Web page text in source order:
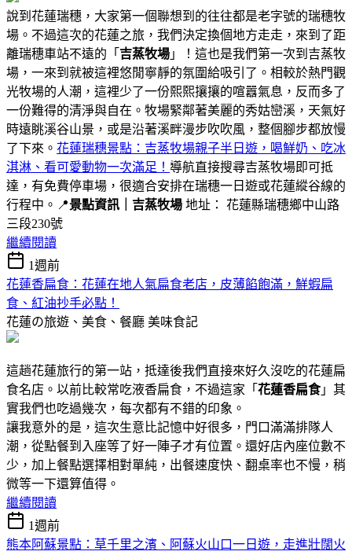
說到花蓮瑞穗，大家第一個聯想到的往往都是老字號的瑞穗牧
場。不過這次的花蓮之旅，我們決定換個地方走走，來到了距
離瑞穗車站不遠的「 吉蒸牧場 」！這也是我們第一次到吉蒸牧
場，一來到就被這裡悠閒寧靜的氛圍給吸引了。相較於熱門觀
光牧場的人潮，這裡少了一份熙熙攘攘的喧囂氣息，反而多了
一份難得的清淨與自在。牧場緊鄰著美麗的秀姑巒溪，天氣好
時遠眺溪谷山景，或是沿著溪畔漫步吹吹風，整個腳步都放慢
了下來。 花蓮瑞穗景點：吉蒸牧場親子半日遊，喝鮮奶、吃冰
淇淋、看可愛動物一次滿足！ 導航直接搜尋吉蒸牧場即可抵
達，有免費停車場，很適合安排在瑞穗一日遊或花蓮縱谷線的
行程中。📍景點資訊｜吉蒸牧場 地址： 花蓮縣瑞穗鄉中山路
三段230號
繼續閱讀
1週前
花蓮香扁食：花蓮在地人氣扁食老店，皮薄餡飽滿，鮮蝦扁
食、紅油抄手必點！
花蓮の旅遊、美食、餐廳 美味食記
這趟花蓮旅行的第一站，抵達後我們直接來好久沒吃的花蓮扁
食名店。以前比較常吃液香扁食，不過這家「 花蓮香扁食」其
實我們也吃過幾次，每次都有不錯的印象。
讓我意外的是，這次生意比記憶中好很多，門口滿滿排隊人
潮，從點餐到入座等了好一陣子才有位置。還好店內座位數不
少，加上餐點選擇相對單純，出餐速度快、翻桌率也不慢，稍
微等一下還算值得。
繼續閱讀
1週前
熊本阿蘇景點：草千里之濱、阿蘇火山口一日遊，走進壯闊火